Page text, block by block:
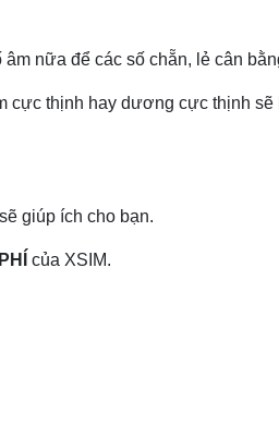
nữa để các số chẵn, lẻ cân
cực thịnh hay dương cực thịnh sẽ
giúp ích cho bạn.
của XSIM.